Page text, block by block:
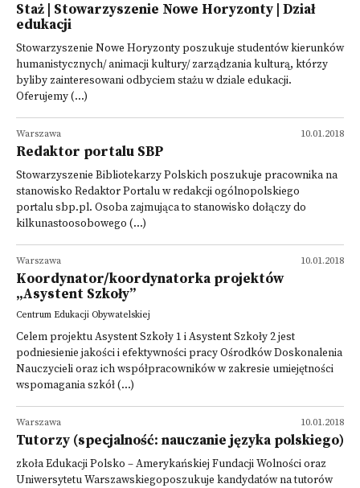
Staż | Stowarzyszenie Nowe Horyzonty | Dział
edukacji
Stowarzyszenie Nowe Horyzonty poszukuje studentów kierunków
humanistycznych/ animacji kultury/ zarządzania kulturą, którzy
byliby zainteresowani odbyciem stażu w dziale edukacji.
Oferujemy (...)
10.01.2018
Warszawa
Redaktor portalu SBP
Stowarzyszenie Bibliotekarzy Polskich poszukuje pracownika na
stanowisko Redaktor Portalu w redakcji ogólnopolskiego
portalu sbp.pl. Osoba zajmująca to stanowisko dołączy do
kilkunastoosobowego (...)
10.01.2018
Warszawa
Koordynator/koordynatorka projektów
„Asystent Szkoły”
Centrum Edukacji Obywatelskiej
Celem projektu Asystent Szkoły 1 i Asystent Szkoły 2 jest
podniesienie jakości i efektywności pracy Ośrodków Doskonalenia
Nauczycieli oraz ich współpracowników w zakresie umiejętności
wspomagania szkół (...)
10.01.2018
Warszawa
Tutorzy (specjalność: nauczanie języka polskiego)
zkoła Edukacji Polsko – Amerykańskiej Fundacji Wolności oraz
Uniwersytetu Warszawskiegoposzukuje kandydatów na tutorów